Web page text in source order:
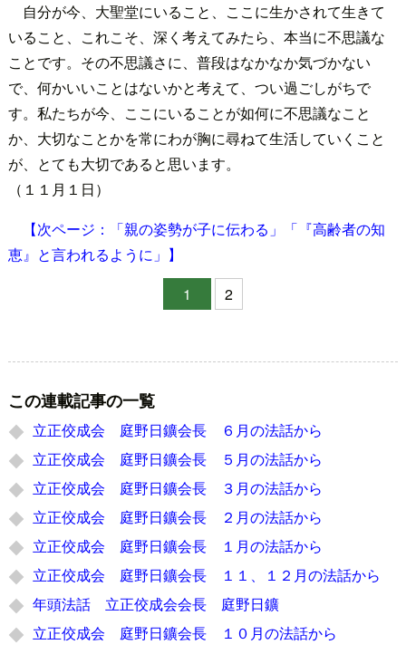
自分が今、大聖堂にいること、ここに生かされて生きて
いること、これこそ、深く考えてみたら、本当に不思議な
ことです。その不思議さに、普段はなかなか気づかない
で、何かいいことはないかと考えて、つい過ごしがちで
す。私たちが今、ここにいることが如何に不思議なこと
か、大切なことかを常にわが胸に尋ねて生活していくこと
が、とても大切であると思います。
（１１月１日）
【次ページ：「親の姿勢が子に伝わる」「『高齢者の知
恵』と言われるように」】
1
2
この連載記事の一覧
立正佼成会 庭野日鑛会長 ６月の法話から
立正佼成会 庭野日鑛会長 ５月の法話から
立正佼成会 庭野日鑛会長 ３月の法話から
立正佼成会 庭野日鑛会長 ２月の法話から
立正佼成会 庭野日鑛会長 １月の法話から
立正佼成会 庭野日鑛会長 １１、１２月の法話から
年頭法話 立正佼成会会長 庭野日鑛
立正佼成会 庭野日鑛会長 １０月の法話から